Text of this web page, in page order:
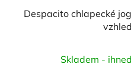
Despacito chlapecké
Skladem -